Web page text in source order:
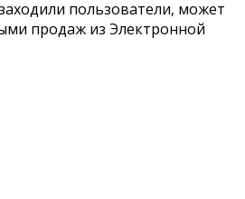
пользователи, может
продаж из Электронной